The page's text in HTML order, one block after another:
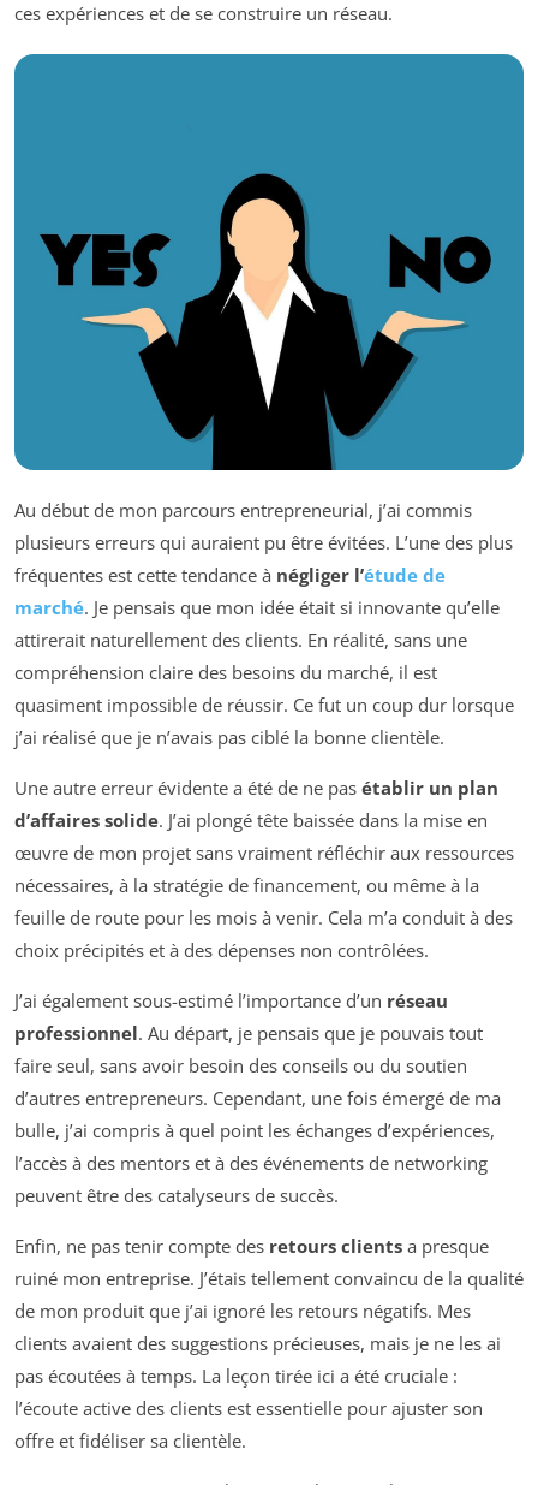
ces expériences et de se construire un réseau.
Au début de mon parcours entrepreneurial, j’ai commis
plusieurs erreurs qui auraient pu être évitées. L’une des plus
fréquentes est cette tendance à négliger l’étude de
marché. Je pensais que mon idée était si innovante qu’elle
attirerait naturellement des clients. En réalité, sans une
compréhension claire des besoins du marché, il est
quasiment impossible de réussir. Ce fut un coup dur lorsque
j’ai réalisé que je n’avais pas ciblé la bonne clientèle.
Une autre erreur évidente a été de ne pas établir un plan
d’affaires solide. J’ai plongé tête baissée dans la mise en
œuvre de mon projet sans vraiment réfléchir aux ressources
nécessaires, à la stratégie de financement, ou même à la
feuille de route pour les mois à venir. Cela m’a conduit à des
choix précipités et à des dépenses non contrôlées.
J’ai également sous-estimé l’importance d’un réseau
professionnel. Au départ, je pensais que je pouvais tout
faire seul, sans avoir besoin des conseils ou du soutien
d’autres entrepreneurs. Cependant, une fois émergé de ma
bulle, j’ai compris à quel point les échanges d’expériences,
l’accès à des mentors et à des événements de networking
peuvent être des catalyseurs de succès.
Enfin, ne pas tenir compte des retours clients a presque
ruiné mon entreprise. J’étais tellement convaincu de la qualité
de mon produit que j’ai ignoré les retours négatifs. Mes
clients avaient des suggestions précieuses, mais je ne les ai
pas écoutées à temps. La leçon tirée ici a été cruciale :
l’écoute active des clients est essentielle pour ajuster son
offre et fidéliser sa clientèle.